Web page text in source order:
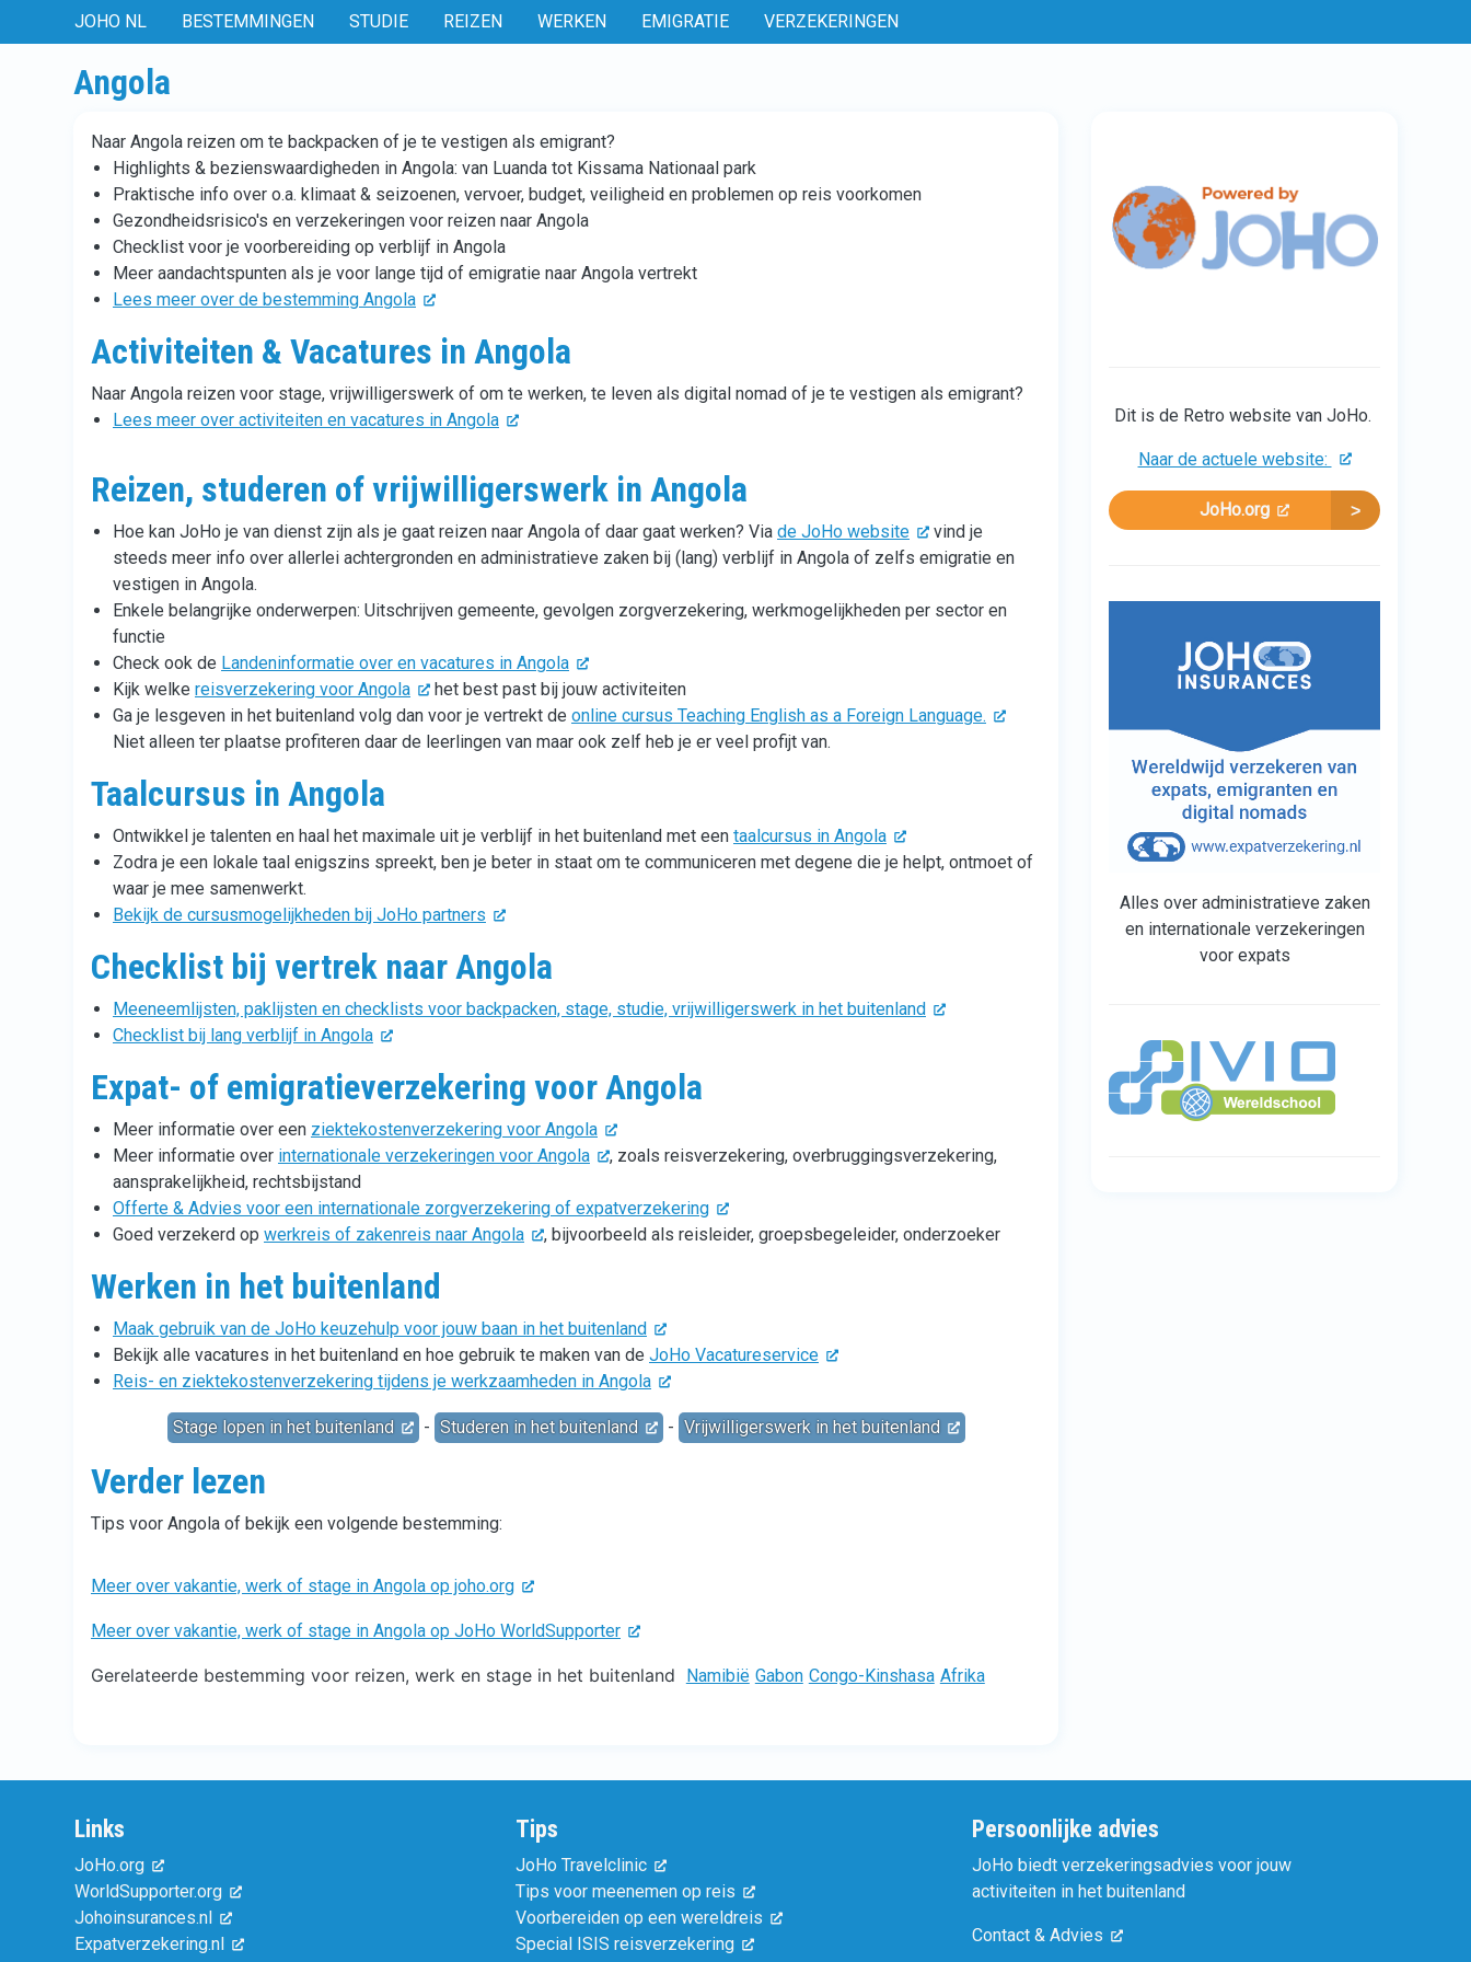
JOHO NL BESTEMMINGEN STUDIE REIZEN WERKEN EMIGRATIE VERZEKERINGEN
Angola
Naar Angola reizen om te backpacken of je te vestigen als emigrant?
Highlights & bezienswaardigheden in Angola: van Luanda tot Kissama Nationaal park
Praktische info over o.a. klimaat & seizoenen, vervoer, budget, veiligheid en problemen op reis voorkomen
Gezondheidsrisico's en verzekeringen voor reizen naar Angola
Checklist voor je voorbereiding op verblijf in Angola
Meer aandachtspunten als je voor lange tijd of emigratie naar Angola vertrekt
Lees meer over de bestemming Angola
Activiteiten & Vacatures in Angola
Naar Angola reizen voor stage, vrijwilligerswerk of om te werken, te leven als digital nomad of je te vestigen als emigrant?
Lees meer over activiteiten en vacatures in Angola
Reizen, studeren of vrijwilligerswerk in Angola
Hoe kan JoHo je van dienst zijn als je gaat reizen naar Angola of daar gaat werken? Via de JoHo website
vind je
steeds meer info over allerlei achtergronden en administratieve zaken bij (lang) verblijf in Angola of zelfs emigratie en
vestigen in Angola.
Enkele belangrijke onderwerpen: Uitschrijven gemeente, gevolgen zorgverzekering, werkmogelijkheden per sector en
functie
Check ook de Landeninformatie over en vacatures in Angola
Kijk welke reisverzekering voor Angola
het best past bij jouw activiteiten
Ga je lesgeven in het buitenland volg dan voor je vertrekt de online cursus Teaching English as a Foreign Language.
Niet alleen ter plaatse profiteren daar de leerlingen van maar ook zelf heb je er veel profijt van.
Taalcursus in Angola
Ontwikkel je talenten en haal het maximale uit je verblijf in het buitenland met een taalcursus in Angola
Zodra je een lokale taal enigszins spreekt, ben je beter in staat om te communiceren met degene die je helpt, ontmoet of
waar je mee samenwerkt.
Bekijk de cursusmogelijkheden bij JoHo partners
Checklist bij vertrek naar Angola
Meeneemlijsten, paklijsten en checklists voor backpacken, stage, studie, vrijwilligerswerk in het buitenland
Checklist bij lang verblijf in Angola
Expat- of emigratieverzekering voor Angola
Meer informatie over een ziektekostenverzekering voor Angola
Meer informatie over internationale verzekeringen voor Angola
, zoals reisverzekering, overbruggingsverzekering,
aansprakelijkheid, rechtsbijstand
Offerte & Advies voor een internationale zorgverzekering of expatverzekering
Goed verzekerd op werkreis of zakenreis naar Angola , bijvoorbeeld als reisleider, groepsbegeleider, onderzoeker
Werken in het buitenland
Maak gebruik van de JoHo keuzehulp voor jouw baan in het buitenland
Bekijk alle vacatures in het buitenland en hoe gebruik te maken van de JoHo Vacatureservice
Reis- en ziektekostenverzekering tijdens je werkzaamheden in Angola
Stage lopen in het buitenland - Studeren in het buitenland - Vrijwilligerswerk in het buitenland
Verder lezen
Tips voor Angola of bekijk een volgende bestemming:
Meer over vakantie, werk of stage in Angola op joho.org
Meer over vakantie, werk of stage in Angola op JoHo WorldSupporter
Gerelateerde bestemming voor reizen, werk en stage in het buitenland Namibië Gabon Congo-Kinshasa Afrika
Dit is de Retro website van JoHo.
Naar de actuele website:
JoHo.org
Alles over administratieve zaken
en internationale verzekeringen
voor expats
Links
JoHo.org
WorldSupporter.org
Johoinsurances.nl
Expatverzekering.nl
Tips
JoHo Travelclinic
Tips voor meenemen op reis
Voorbereiden op een wereldreis
Special ISIS reisverzekering
Persoonlijke advies
JoHo biedt verzekeringsadvies voor jouw
activiteiten in het buitenland
Contact & Advies